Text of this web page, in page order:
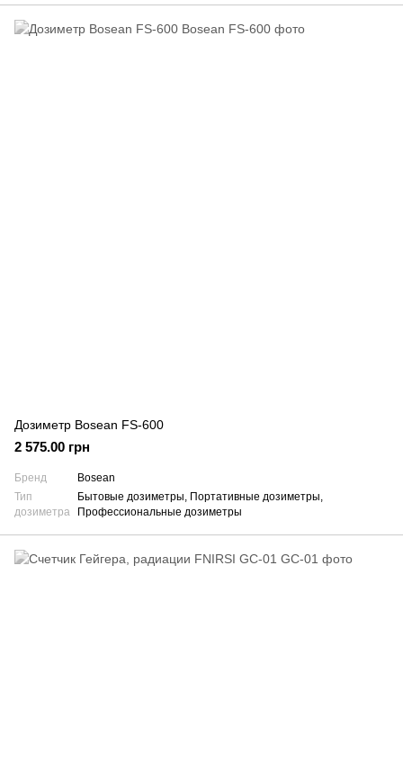
Дозиметр Bosean FS-600
2 575.00 грн
Бренд
Bosean
Тип
дозиметра
Бытовые дозиметры, Портативные дозиметры,
Профессиональные дозиметры